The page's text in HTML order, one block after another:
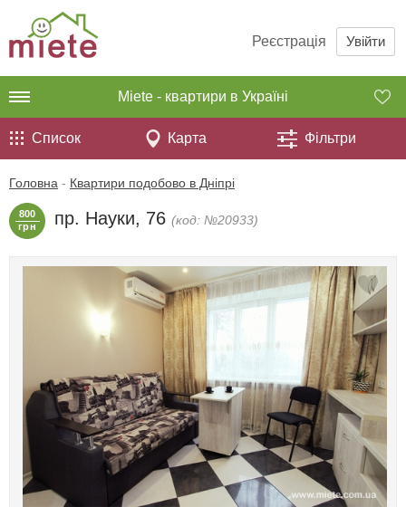
Реєстрація Увійти
Miete - квартири в Україні
Список Карта Фільтри
Головна - Квартири подобово в Дніпрі
800
грн
пр. Науки, 76 (код: №20933)